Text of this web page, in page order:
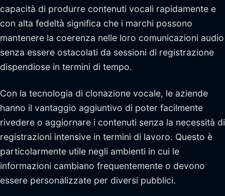
capacità di produrre contenuti vocali rapidamente e
con alta fedeltà significa che i marchi possono
mantenere la coerenza nelle loro comunicazioni audio
senza essere ostacolati da sessioni di registrazione
dispendiose in termini di tempo.
Con la tecnologia di clonazione vocale, le aziende
hanno il vantaggio aggiuntivo di poter facilmente
rivedere o aggiornare i contenuti senza la necessità di
registrazioni intensive in termini di lavoro. Questo è
particolarmente utile negli ambienti in cui le
informazioni cambiano frequentemente o devono
essere personalizzate per diversi pubblici.